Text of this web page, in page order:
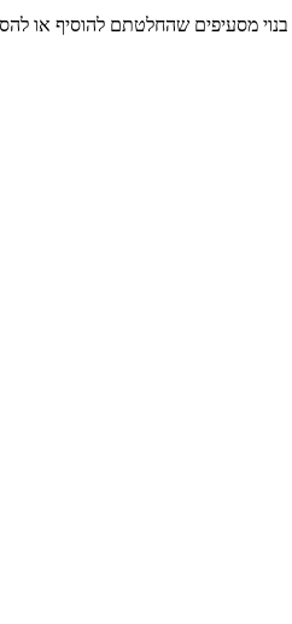
בנוי מסעיפים שהחלטתם להוסיף או